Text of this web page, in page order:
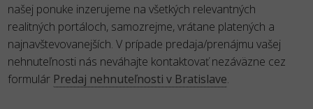
našej ponuke inzerujeme na všetkých relevantných
realitných portáloch, samozrejme, vrátane platených a
najnavštevovanejších. V prípade predaja/prenájmu vašej
nehnuteľnosti nás neváhajte kontaktovať nezáväzne cez
formulár Predaj nehnuteľnosti v Bratislave.